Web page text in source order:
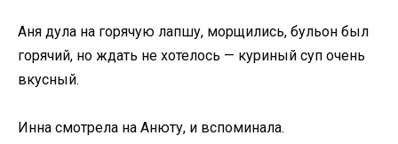
Аня дула на горячую лапшу, морщились, бульон был
горячий, но ждать не хотелось — куриный суп очень
вкусный.
Инна смотрела на Анюту, и вспоминала.